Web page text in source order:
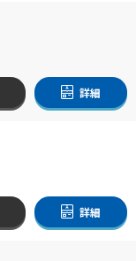
詳細
詳細